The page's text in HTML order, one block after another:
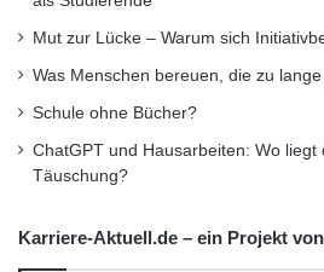
berichteten über
Bereich der
und im Non-Waste-
Wachsformen und
Mut zur Lücke – Warum sich
Was Menschen bereuen, die zu
Schule ohne Bücher?
ChatGPT und Hausarbeiten: Wo liegt
Täuschung?
Karriere-Aktuell.de – ein Projekt